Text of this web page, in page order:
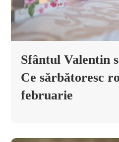
Sfântul Valentin
Ce sărbătoresc
februarie